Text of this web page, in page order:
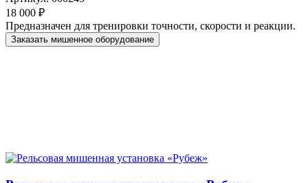
18 000 ₽
Предназначен для тренировки точности, скорости и реакции.
Заказать мишенное оборудование